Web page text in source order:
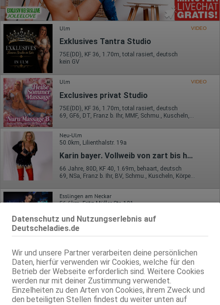
Datenschutz und Nutzungserlebnis auf
Deutscheladies.de
Wir und unsere Partner verarbeiten deine persönlichen
Daten, hierfür verwenden wir Cookies, welche für den
Betrieb der Webseite erforderlich sind. Weitere Cookies
werden nur mit deiner Zustimmung verwendet.
Einzelheiten zu den Arten von Cookies, ihrem Zweck und
den beteiligten Stellen findest du weiter unten auf
Ulm VIDEO
Exklusives Tantra Studio
75E(DD), KF 36, 1.70m, total rasiert, deutsch
kein GV
Ulm VIDEO
Exclusives privat Studio
75E(DD), KF 36, 1.70m, total rasiert, deutsch
Neu-Ulm
50.0km, Lilienthalstr. 19a
Karin bayer. Vollweib von zart bis h*rt
66 Jahre, 80D, KF 40, 1.69m, behaart, deutsch
69, NSa, Franz b. Ihr, BV, Schmu., Kuscheln, Körperküs., AV b. Ihm
Esslingen am Neckar
56.6km, Fritz-Müller-Str. 121
Lady Black Rose
TBZ
80C, KF 36, 1.65m, 50 kg, total rasiert, südländisch
Esslingen am Neckar
56.6km, Fritz-Müller-Str. 121
Lady Tessa
TBZ